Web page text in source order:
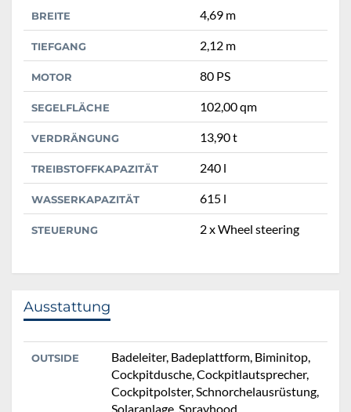
BREITE 4,69 m
TIEFGANG 2,12 m
MOTOR 80 PS
SEGELFLÄCHE 102,00 qm
VERDRÄNGUNG 13,90 t
TREIBSTOFFKAPAZITÄT 240 l
WASSERKAPAZITÄT 615 l
STEUERUNG 2 x Wheel steering
Ausstattung
OUTSIDE
Badeleiter, Badeplattform, Biminitop,
Cockpitdusche, Cockpitlautsprecher,
Cockpitpolster, Schnorchelausrüstung,
Solaranlage, Sprayhood